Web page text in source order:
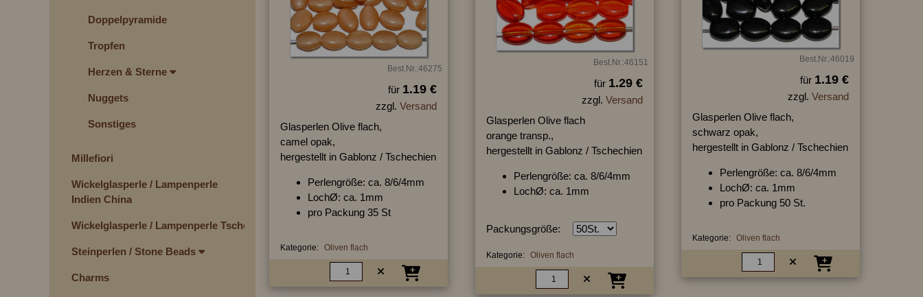
Doppelpyramide
Tropfen
Herzen & Sterne
Nuggets
Sonstiges
Millefiori
Wickelglasperle / Lampenperle
Indien China
Wickelglasperle / Lampenperle Tschechien
Steinperlen / Stone Beads
Charms
Best.Nr.:46275
für 1.19 €
zzgl. Versand
Glasperlen Olive flach,
camel opak,
hergestellt in Gablonz / Tschechien
Perlengröße: ca. 8/6/4mm
LochØ: ca. 1mm
pro Packung 35 St
Kategorie: Oliven flach
Best.Nr.:46151
für 1.29 €
zzgl. Versand
Glasperlen Olive flach
orange transp.,
hergestellt in Gablonz / Tschechien
Perlengröße: ca. 8/6/4mm
LochØ: ca. 1mm
Packungsgröße:
Kategorie: Oliven flach
Best.Nr.:46019
für 1.19 €
zzgl. Versand
Glasperlen Olive flach,
schwarz opak,
hergestellt in Gablonz / Tschechien
Perlengröße: ca. 8/6/4mm
LochØ: ca. 1mm
pro Packung 50 St.
Kategorie: Oliven flach